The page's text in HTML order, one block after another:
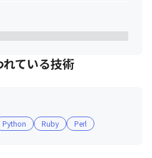
ている技術
Python Ruby Perl